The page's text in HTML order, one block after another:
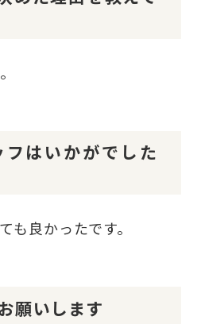
はいかがでした
も良かったです。
願いします